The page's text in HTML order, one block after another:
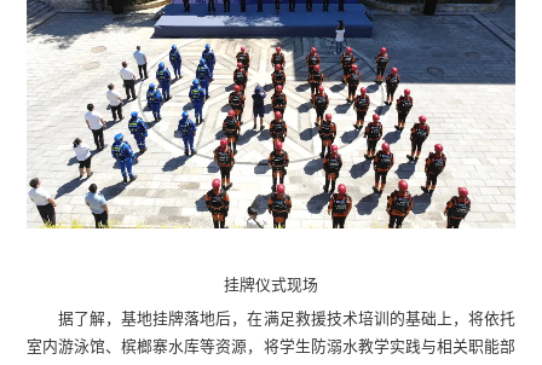
挂牌仪式现场
据了解，基地挂牌落地后，在满足救援技术培训的基础上，将依托
室内游泳馆、槟榔寨水库等资源，将学生防溺水教学实践与相关职能部